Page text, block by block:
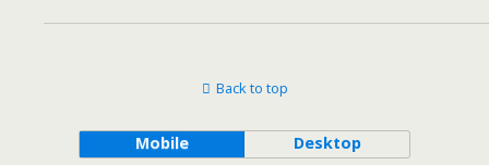
Back to top
Mobile Desktop